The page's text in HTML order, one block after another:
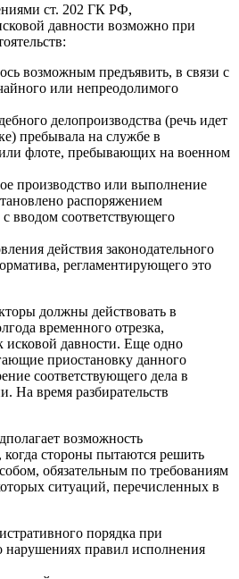
ст. 202 ГК РФ,
давности возможно при
возможным предъявить, в связи с
или непреодолимого
делопроизводства (речь идет
пребывала на службе в
флоте, пребывающих на военном
производство или выполнение
распоряжением
вводом соответствующего
действия законодательного
регламентирующего это
должны действовать в
временного отрезка,
исковой давности. Еще одно
приостановку данного
соответствующего дела в
На время разбирательств
возможность
стороны пытаются решить
обязательным по требованиям
ситуаций, перечисленных в
порядка при
нарушениях правил исполнения